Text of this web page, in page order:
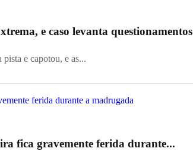
e caso levanta questionamentos
e capotou, e as...
fica gravemente ferida durante...